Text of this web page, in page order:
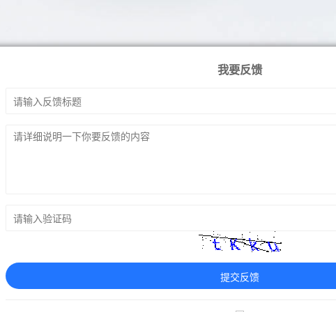
我要反馈
提交反馈